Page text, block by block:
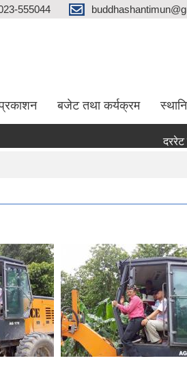
555044
बजेट तथा कर्यक्रम
दररेट पेश